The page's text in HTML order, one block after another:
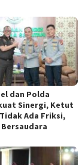
dan Polda
Sinergi, Ketut
Ada Friksi,